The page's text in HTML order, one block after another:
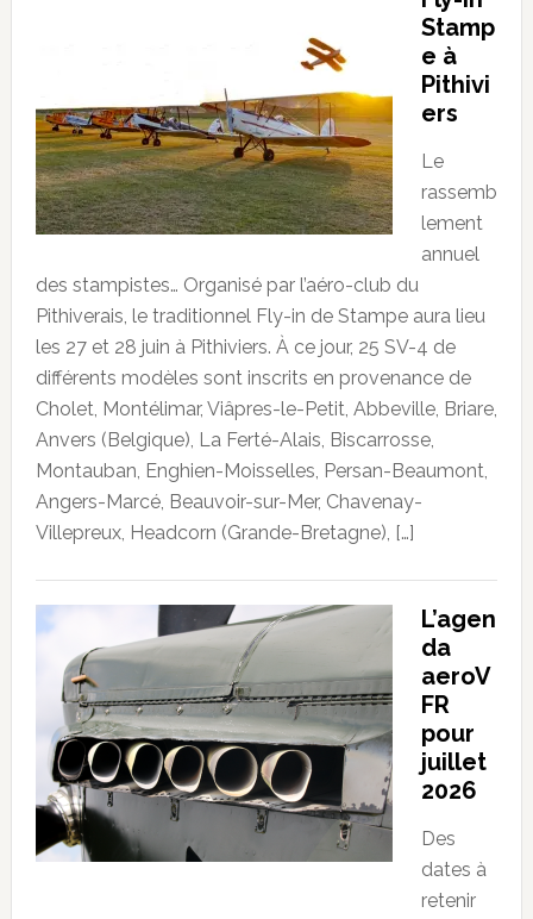
Stamp
e à
Pithivi
ers
Le
rassemb
lement
annuel
des stampistes… Organisé par l’aéro-club du
Pithiverais, le traditionnel Fly-in de Stampe aura lieu
les 27 et 28 juin à Pithiviers. À ce jour, 25 SV-4 de
différents modèles sont inscrits en provenance de
Cholet, Montélimar, Viâpres-le-Petit, Abbeville, Briare,
Anvers (Belgique), La Ferté-Alais, Biscarrosse,
Montauban, Enghien-Moisselles, Persan-Beaumont,
Angers-Marcé, Beauvoir-sur-Mer, Chavenay-
Villepreux, Headcorn (Grande-Bretagne), […]
L’agen
da
aeroV
FR
pour
juillet
2026
Des
dates à
retenir